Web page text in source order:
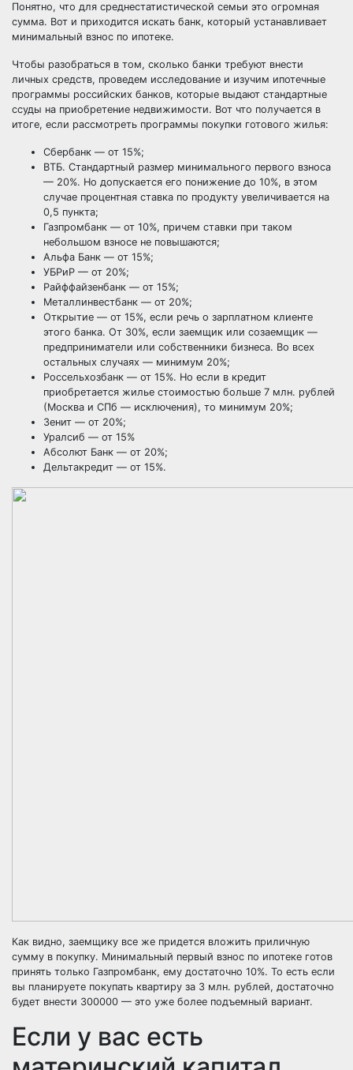
Понятно, что для среднестатистической семьи это огромная
сумма. Вот и приходится искать банк, который устанавливает
минимальный взнос по ипотеке.
Чтобы разобраться в том, сколько банки требуют внести
личных средств, проведем исследование и изучим ипотечные
программы российских банков, которые выдают стандартные
ссуды на приобретение недвижимости. Вот что получается в
итоге, если рассмотреть программы покупки готового жилья:
Сбербанк — от 15%;
ВТБ. Стандартный размер минимального первого взноса
— 20%. Но допускается его понижение до 10%, в этом
случае процентная ставка по продукту увеличивается на
0,5 пункта;
Газпромбанк — от 10%, причем ставки при таком
небольшом взносе не повышаются;
Альфа Банк — от 15%;
УБРиР — от 20%;
Райффайзенбанк — от 15%;
Металлинвестбанк — от 20%;
Открытие — от 15%, если речь о зарплатном клиенте
этого банка. От 30%, если заемщик или созаемщик —
предприниматели или собственники бизнеса. Во всех
остальных случаях — минимум 20%;
Россельхозбанк — от 15%. Но если в кредит
приобретается жилье стоимостью больше 7 млн. рублей
(Москва и СПб — исключения), то минимум 20%;
Зенит — от 20%;
Уралсиб — от 15%
Абсолют Банк — от 20%;
Дельтакредит — от 15%.
Как видно, заемщику все же придется вложить приличную
сумму в покупку. Минимальный первый взнос по ипотеке готов
принять только Газпромбанк, ему достаточно 10%. То есть если
вы планируете покупать квартиру за 3 млн. рублей, достаточно
будет внести 300000 — это уже более подъемный вариант.
Если у вас есть